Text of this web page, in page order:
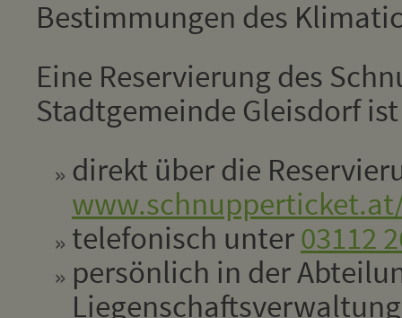
Bestimmungen des
Eine Reservierung des
Stadtgemeinde Gleisdorf
direkt über die
telefonisch unter03112
persönlich in der